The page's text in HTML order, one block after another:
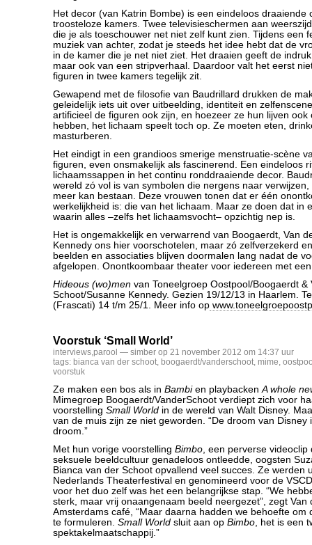
Het decor (van Katrin Bombe) is een eindeloos draaiende
troosteloze kamers. Twee televisieschermen aan
die je als toeschouwer net niet zelf kunt zien. Tijdens een
muziek van achter, zodat je steeds het idee hebt dat de
in de kamer die je net niet ziet. Het draaien geeft de
maar ook van een stripverhaal. Daardoor valt het eerst
figuren in twee kamers tegelijk zit.
Gewapend met de filosofie van Baudrillard drukken de
geleidelijk iets uit over uitbeelding, identiteit en
artificieel de figuren ook zijn, en hoezeer ze hun lijven ook
hebben, het lichaam speelt toch op. Ze moeten eten,
masturberen.
Het eindigt in een grandioos smerige menstruatie-scène
figuren, even onsmakelijk als fascinerend. Een eindeloos
lichaamssappen in het continu ronddraaiende decor.
wereld zó vol is van symbolen die nergens naar
meer kan bestaan. Deze vrouwen tonen dat er één
werkelijkheid is: die van het lichaam. Maar ze doen dat in
waarin alles –zelfs het lichaamsvocht– opzichtig nep is.
Het is ongemakkelijk en verwarrend van Boogaerdt, Van
Kennedy ons hier voorschotelen, maar zó zelfverzekerd
beelden en associaties blijven doormalen lang nadat de
afgelopen. Onontkoombaar theater voor iedereen met
Hideous (wo)men van Toneelgroep Oostpool/Boogaerdt &
Schoot/Susanne Kennedy. Gezien 19/12/13 in Haarlem.
(Frascati) 14 t/m 25/1. Meer info op
Voorstuk ‘Small World’
interviews,parool — simber op 21 november 2012 om 14:37 uur
tags: bianca van der schoot, boogaerdt/vanderschoot, mime,
voorstuk
Ze maken een bos als in Bambien playbackenA whole
Mimegroep Boogaerdt/VanderSchoot verdiept zich voor
voorstelling Small World in de wereld van Walt Disney.
van de muis zijn ze niet geworden. “De droom van Disney
droom.”
Met hun vorige voorstelling Bimbo, een perverse
seksuele beeldcultuur genadeloos ontleedde, oogsten
Bianca van der Schoot opvallend veel succes. Ze werden
Nederlands Theaterfestival en genomineerd voor de
voor het duo zelf was het een belangrijkse stap. “We
sterk, maar vrij onaangenaam beeld neergezet”, zegt Van
Amsterdams café, “Maar daarna hadden we behoefte om
te formuleren. Small World sluit aan op Bimbo, het is een
spektakelmaatschappij.”